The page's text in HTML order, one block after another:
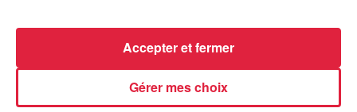
Wettolsheim !
Fanny nous présente le festival
Gérer mes choix
Accepter et fermer